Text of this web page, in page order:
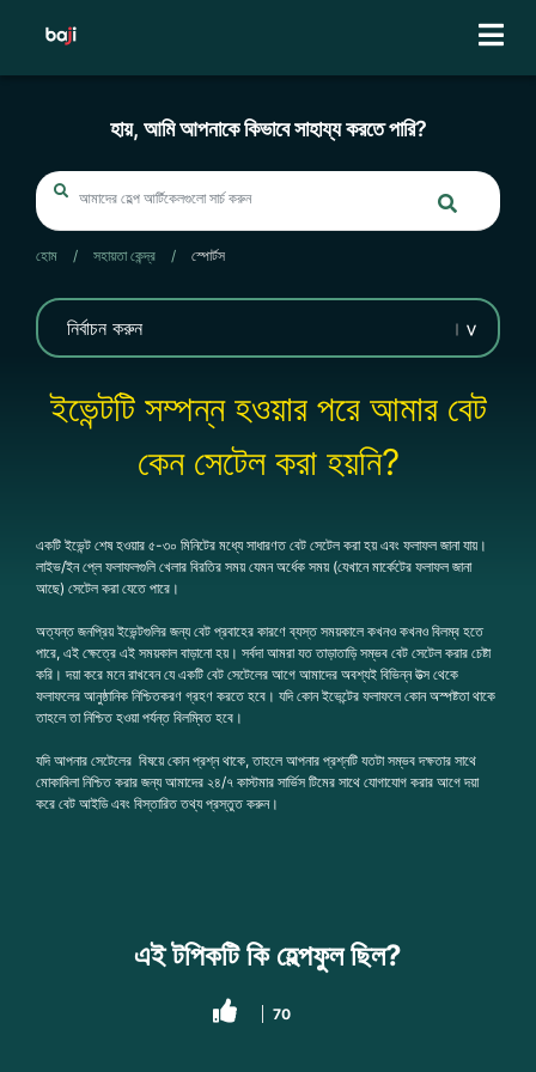
হায়, আমি আপনাকে কিভাবে সাহায্য করতে পারি?
হোম / সহায়তা কেন্দ্র / স্পোর্টস
ইভেন্টটি সম্পন্ন হওয়ার পরে আমার বেট
কেন সেটেল করা হয়নি?
একটি ইভেন্ট শেষ হওয়ার ৫-৩০ মিনিটের মধ্যে সাধারণত বেট সেটেল করা হয় এবং ফলাফল জানা যায়।
লাইভ/ইন প্লে ফলাফলগুলি খেলার বিরতির সময় যেমন অর্ধেক সময় (যেখানে মার্কেটের ফলাফল জানা
আছে) সেটেল করা যেতে পারে।
অত্যন্ত জনপ্রিয় ইভেন্টগুলির জন্য বেট প্রবাহের কারণে ব্যস্ত সময়কালে কখনও কখনও বিলম্ব হতে
পারে, এই ক্ষেত্রে এই সময়কাল বাড়ানো হয়। সর্বদা আমরা যত তাড়াতাড়ি সম্ভব বেট সেটেল করার চেষ্টা
করি। দয়া করে মনে রাখবেন যে একটি বেট সেটেলের আগে আমাদের অবশ্যই বিভিন্ন উত্স থেকে
ফলাফলের আনুষ্ঠানিক নিশ্চিতকরণ গ্রহণ করতে হবে। যদি কোন ইভেন্টের ফলাফলে কোন অস্পষ্টতা থাকে
তাহলে তা নিশ্চিত হওয়া পর্যন্ত বিলম্বিত হবে।
যদি আপনার সেটেলের বিষয়ে কোন প্রশ্ন থাকে, তাহলে আপনার প্রশ্নটি যতটা সম্ভব দক্ষতার সাথে
মোকাবিলা নিশ্চিত করার জন্য আমাদের ২৪/৭ কাস্টমার সার্ভিস টিমের সাথে যোগাযোগ করার আগে দয়া
করে বেট আইডি এবং বিস্তারিত তথ্য প্রস্তুত করুন।
এই টপিকটি কি হেল্পফুল ছিল?
70